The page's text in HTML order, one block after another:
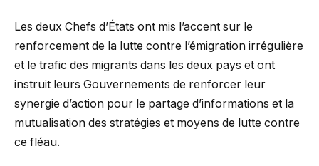
Les deux Chefs d’États ont mis l’accent sur le
renforcement de la lutte contre l’émigration irrégulière
et le trafic des migrants dans les deux pays et ont
instruit leurs Gouvernements de renforcer leur
synergie d’action pour le partage d’informations et la
mutualisation des stratégies et moyens de lutte contre
ce fléau.